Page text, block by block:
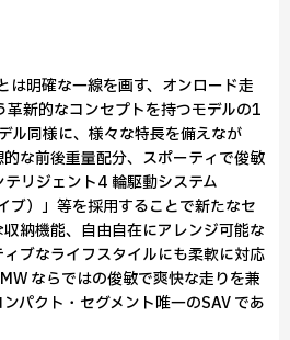
は明確な一線を画す、オンロード走
革新的なコンセプトを持つモデルの1
ル同様に、様々な特長を備えなが
な前後重量配分、スポーティで俊敏
リジェント4 輪駆動システム
ブ）」等を採用することで新たなセ
納機能、自由自在にアレンジ可能な
ブなライフスタイルにも柔軟に対応
ならではの俊敏で爽快な走りを兼
パクト・セグメント唯一のSAV であ